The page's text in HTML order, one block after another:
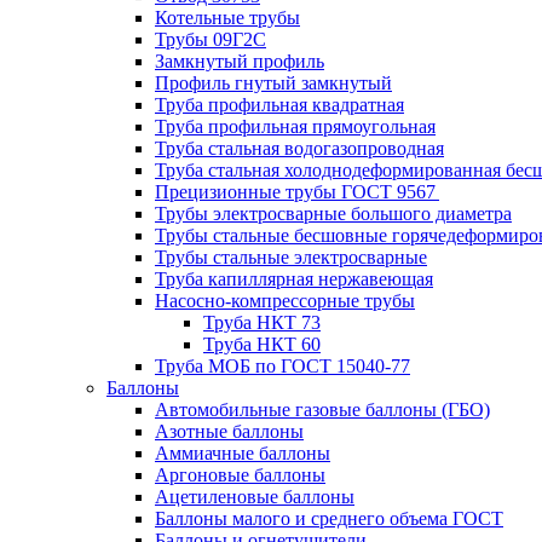
Котельные трубы
Трубы 09Г2С
Замкнутый профиль
Профиль гнутый замкнутый
Труба профильная квадратная
Труба профильная прямоугольная
Труба стальная водогазопроводная
Труба стальная холоднодеформированная
Прецизионные трубы ГОСТ 9567
Трубы электросварные большого диаметра
Трубы стальные бесшовные
Трубы стальные электросварные
Труба капиллярная нержавеющая
Насосно-компрессорные трубы
Труба НКТ 73
Труба НКТ 60
Труба МОБ по ГОСТ 15040-77
Баллоны
Автомобильные газовые баллоны (ГБО)
Азотные баллоны
Аммиачные баллоны
Аргоновые баллоны
Ацетиленовые баллоны
Баллоны малого и среднего объема ГОСТ